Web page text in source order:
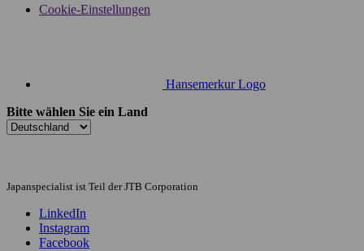
Cookie-Einstellungen
Hansemerkur Logo
Bitte wählen Sie ein Land
Japanspecialist ist Teil der JTB Corporation
LinkedIn
Instagram
Facebook